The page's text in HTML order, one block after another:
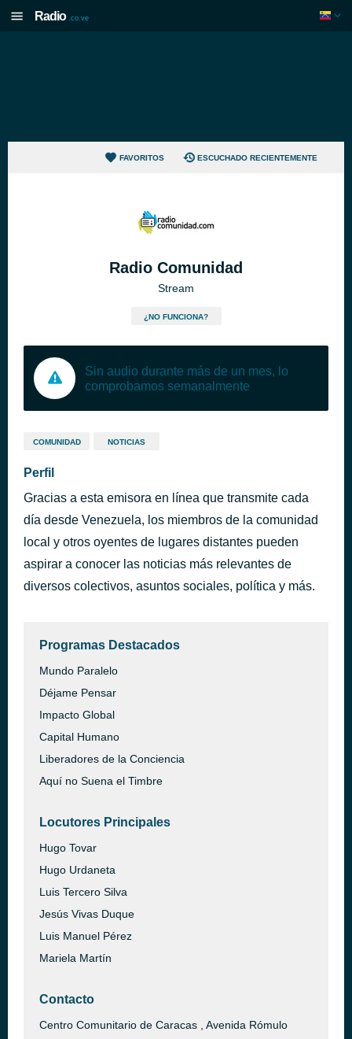
Radio .co.ve
FAVORITOS ESCUCHADO RECIENTEMENTE
Radio Comunidad
Stream
¿NO FUNCIONA?
Sin audio durante más de un mes, lo
comprobamos semanalmente
COMUNIDAD NOTICIAS
Perfil
Gracias a esta emisora en línea que transmite cada
día desde Venezuela, los miembros de la comunidad
local y otros oyentes de lugares distantes pueden
aspirar a conocer las noticias más relevantes de
diversos colectivos, asuntos sociales, política y más.
Programas Destacados
Mundo Paralelo
Déjame Pensar
Impacto Global
Capital Humano
Liberadores de la Conciencia
Aquí no Suena el Timbre
Locutores Principales
Hugo Tovar
Hugo Urdaneta
Luis Tercero Silva
Jesús Vivas Duque
Luis Manuel Pérez
Mariela Martín
Contacto
Centro Comunitario de Caracas , Avenida Rómulo